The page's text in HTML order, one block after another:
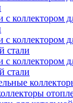
с коллектором
с коллектором
стали
с коллектором
стали